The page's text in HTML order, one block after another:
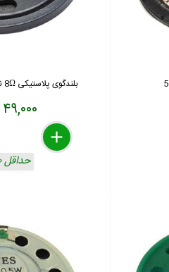
بلندگوی پلاستیکی 8Ω نیم وات قطر 50mm
۴۹,۰۰۰ تومان
delete
remove
add
حداقل ۲۰ عدد